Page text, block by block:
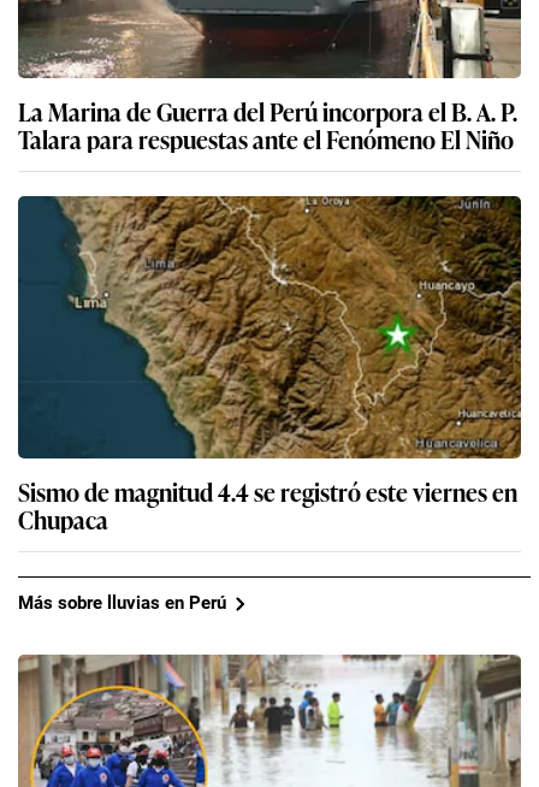
La Marina de Guerra del Perú incorpora el B. A. P.
Talara para respuestas ante el Fenómeno El Niño
Sismo de magnitud 4.4 se registró este viernes en
Chupaca
Más sobre lluvias en Perú